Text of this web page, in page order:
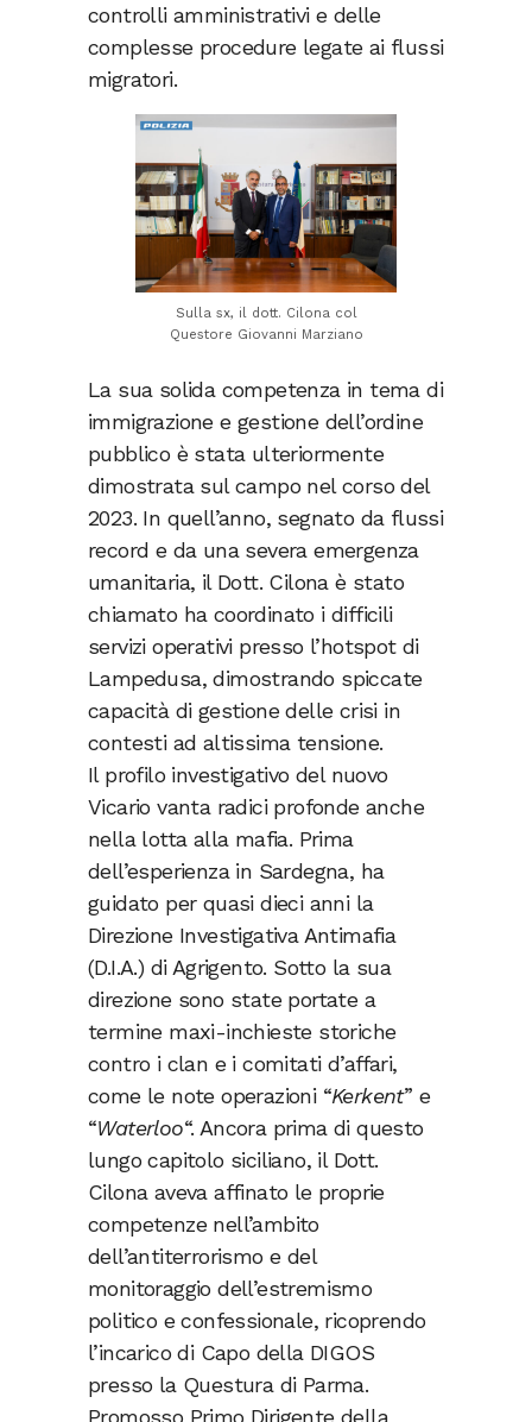
controlli amministrativi e delle
complesse procedure legate ai flussi
migratori.
Sulla sx, il dott. Cilona col
Questore Giovanni Marziano
La sua solida competenza in tema di
immigrazione e gestione dell’ordine
pubblico è stata ulteriormente
dimostrata sul campo nel corso del
2023. In quell’anno, segnato da flussi
record e da una severa emergenza
umanitaria, il Dott. Cilona è stato
chiamato ha coordinato i difficili
servizi operativi presso l’hotspot di
Lampedusa, dimostrando spiccate
capacità di gestione delle crisi in
contesti ad altissima tensione.
Il profilo investigativo del nuovo
Vicario vanta radici profonde anche
nella lotta alla mafia. Prima
dell’esperienza in Sardegna, ha
guidato per quasi dieci anni la
Direzione Investigativa Antimafia
(D.I.A.) di Agrigento. Sotto la sua
direzione sono state portate a
termine maxi-inchieste storiche
contro i clan e i comitati d’affari,
come le note operazioni “Kerkent” e
“Waterloo“. Ancora prima di questo
lungo capitolo siciliano, il Dott.
Cilona aveva affinato le proprie
competenze nell’ambito
dell’antiterrorismo e del
monitoraggio dell’estremismo
politico e confessionale, ricoprendo
l’incarico di Capo della DIGOS
presso la Questura di Parma.
Promosso Primo Dirigente della